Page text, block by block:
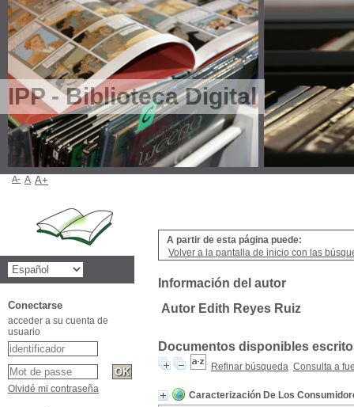
IPP - Biblioteca Digital
A partir de esta página puede:
Volver a la pantalla de inicio con las
Información del autor
Autor Edith Reyes Ruiz
Documentos disponibles
Refinar búsqueda Consulta a
Caracterización De Los
A- A A+
Conectarse
acceder a su cuenta de
usuario
Olvidé mi contraseña